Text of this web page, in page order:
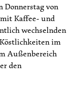
Donnerstag von
Kaffee- und
wechselnden
im
Außenbereich
den